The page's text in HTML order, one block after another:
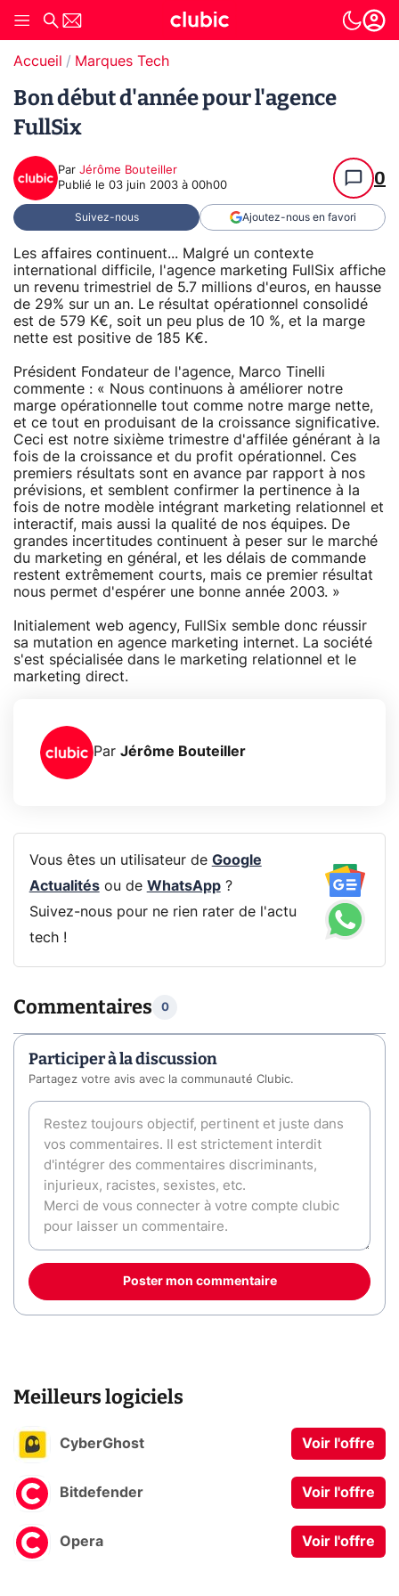
Accueil Marques Tech
Bon début d'année pour l'agence
FullSix
Par Jérôme Bouteiller
Publié le 03 juin 2003 à 00h00 0
Suivez-nous Ajoutez-nous en favori
Les affaires continuent... Malgré un contexte
international difficile, l'agence marketing FullSix affiche
un revenu trimestriel de 5.7 millions d'euros, en hausse
de 29% sur un an. Le résultat opérationnel consolidé
est de 579 K€, soit un peu plus de 10 %, et la marge
nette est positive de 185 K€.
Président Fondateur de l'agence, Marco Tinelli
commente : « Nous continuons à améliorer notre
marge opérationnelle tout comme notre marge nette,
et ce tout en produisant de la croissance significative.
Ceci est notre sixième trimestre d'affilée générant à la
fois de la croissance et du profit opérationnel. Ces
premiers résultats sont en avance par rapport à nos
prévisions, et semblent confirmer la pertinence à la
fois de notre modèle intégrant marketing relationnel et
interactif, mais aussi la qualité de nos équipes. De
grandes incertitudes continuent à peser sur le marché
du marketing en général, et les délais de commande
restent extrêmement courts, mais ce premier résultat
nous permet d'espérer une bonne année 2003. »
Initialement web agency, FullSix semble donc réussir
sa mutation en agence marketing internet. La société
s'est spécialisée dans le marketing relationnel et le
marketing direct.
Par Jérôme Bouteiller
Vous êtes un utilisateur de Google
Actualitésou de WhatsApp?
Suivez-nous pour ne rien rater de l'actu
tech !
Commentaires 0
Participer à la discussion
Partagez votre avis avec la communauté Clubic.
Poster mon commentaire
Meilleurs logiciels
CyberGhost Voir l'offre
Bitdefender Voir l'offre
Opera Voir l'offre